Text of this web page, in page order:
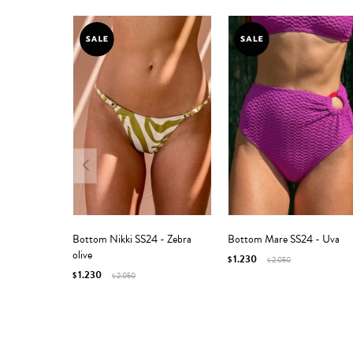
Bottom Nikki SS24 - Zebra
olive
$1.230 $2.050
Bottom Mare SS24 - Uva
$1.230 $2.050